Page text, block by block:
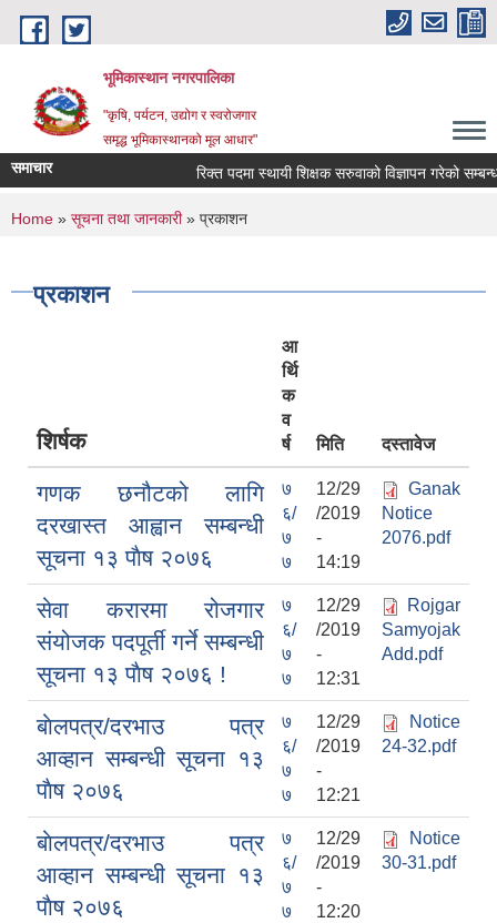
Skip to main content
भूमिकास्थान नगरपालिका
"कृषि, पर्यटन, उद्योग र स्वरोजगार
समृद्ध भूमिकास्थानको मूल आधार"
समाचार रिक्त पदमा स्थायी शिक्षक सरुवाको विज्ञापन गरेको
You are here
Home » सूचना तथा जानकारी» प्रकाशन
प्रकाशन
शिर्षक
आ
र्थि
क
व
र्ष
मिति दस्तावेज
गणक छनौटको लागि
दरखास्त आह्वान सम्बन्धी
सूचना १३ पाैष २०७६
७
६/
७
७
12/29
/2019
-
14:19
Ganak
Notice
2076.pdf
सेवा करारमा रोजगार
संयोजक पदपूर्ती गर्ने सम्बन्धी
सूचना १३ पाैष २०७६ !
७
६/
७
७
12/29
/2019
-
12:31
Rojgar
Samyojak
Add.pdf
बाेलपत्र/दरभाउ पत्र
आव्हान सम्बन्धी सूचना १३
पाैष २०७६
७
६/
७
७
12/29
/2019
-
12:21
Notice
24-32.pdf
बाेलपत्र/दरभाउ पत्र
आव्हान सम्बन्धी सूचना १३
पाैष २०७६
७
६/
७
७
12/29
/2019
-
12:20
Notice
30-31.pdf